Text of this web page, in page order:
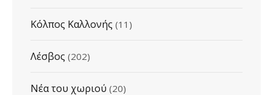
Κόλπος Καλλονής (11)
Λέσβος (202)
Νέα του χωριού (20)